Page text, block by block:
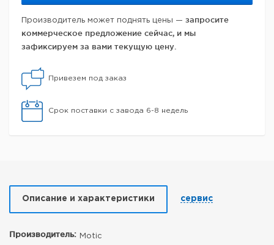
Производитель может поднять цены — запросите
коммерческое предложение сейчас, и мы
зафиксируем за вами текущую цену.
Привезем под заказ
Срок поставки с завода 6-8 недель
Описание и характеристики сервис
Производитель: Motic